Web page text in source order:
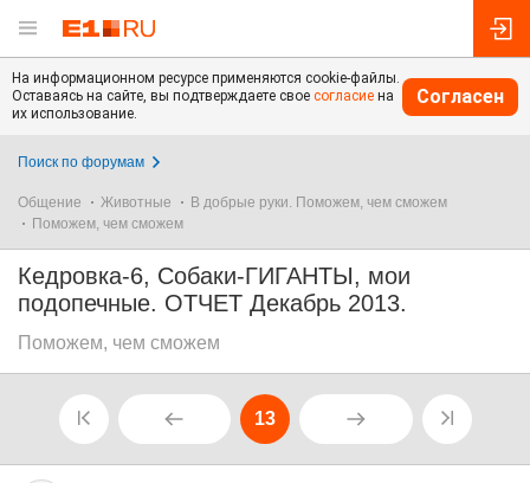
На информационном ресурсе применяются cookie-файлы.
Оставаясь на сайте, вы подтверждаете свое согласие на
их использование.
Согласен
Поиск по форумам
Общение Животные
В добрые руки. Поможем, чем сможем
Поможем, чем сможем
Кедровка-6, Собаки-ГИГАНТЫ, мои
подопечные. ОТЧЕТ Декабрь 2013.
Поможем, чем сможем
13